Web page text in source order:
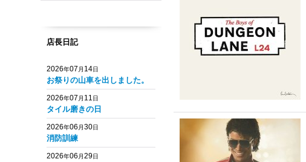
店長日記
2026年07 月 14日
お祭りの山車を出しました。
2026年07 月 11日
タイル磨きの日
2026年06 月30日
消防訓練
2026年06 月29日